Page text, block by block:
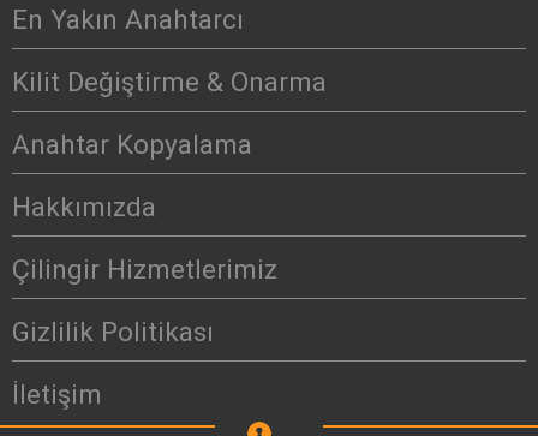
En Yakın Anahtarcı
Kilit Değiştirme & Onarma
Anahtar Kopyalama
Hakkımızda
Çilingir Hizmetlerimiz
Gizlilik Politikası
İletişim